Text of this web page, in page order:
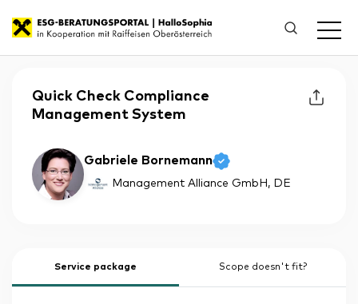
Quick Check Compliance
Management System
Gabriele Bornemann
Management Alliance GmbH , DE
Service package Scope doesn't fit?